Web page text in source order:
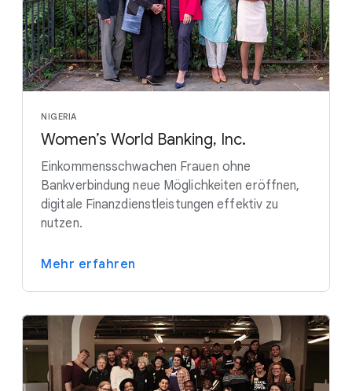
NIGERIA
Women’s World Banking, Inc.
Einkommensschwachen Frauen ohne
Bankverbindung neue Möglichkeiten eröffnen,
digitale Finanzdienstleistungen effektiv zu
nutzen.
Mehr erfahren